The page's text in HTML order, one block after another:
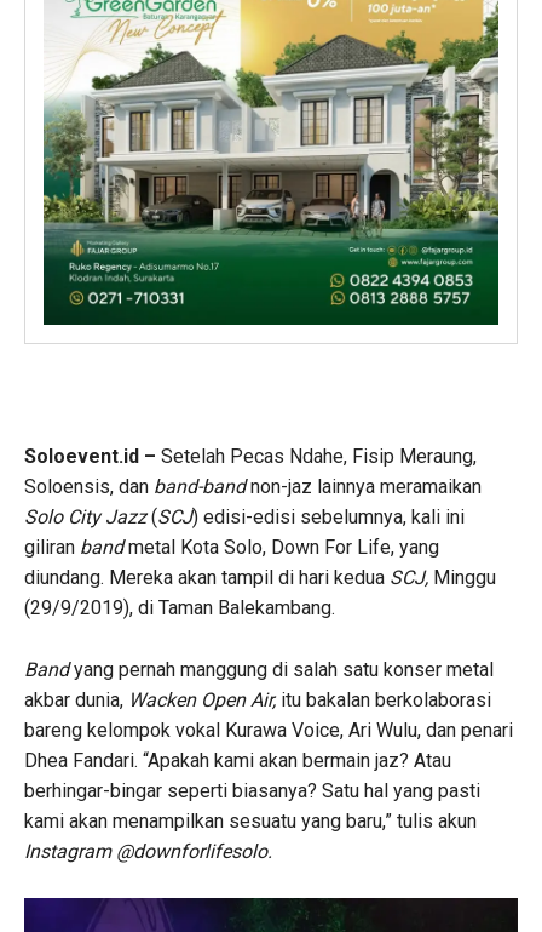
Soloevent.id – Setelah Pecas Ndahe, Fisip Meraung,
Soloensis, dan band-bandnon-jaz lainnya meramaikan
Solo City Jazz(SCJ) edisi-edisi sebelumnya, kali ini
giliran bandmetal Kota Solo, Down For Life, yang
diundang. Mereka akan tampil di hari kedua SCJ, Minggu
(29/9/2019), di Taman Balekambang.
Bandyang pernah manggung di salah satu konser metal
akbar dunia, Wacken Open Air, itu bakalan berkolaborasi
bareng kelompok vokal Kurawa Voice, Ari Wulu, dan penari
Dhea Fandari. “Apakah kami akan bermain jaz? Atau
berhingar-bingar seperti biasanya? Satu hal yang pasti
kami akan menampilkan sesuatu yang baru,” tulis akun
Instagram @downforlifesolo.